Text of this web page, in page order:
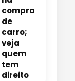
compra
de
carro;
veja
quem
tem
direito